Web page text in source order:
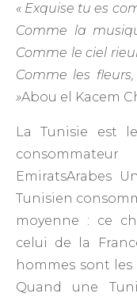
« Exquise tu es
Comme la
Comme le ciel
Comme les
»Abou el Kacem
La Tunisie est
EmiratsArabes
Tunisien
moyenne : ce
celui de la
hommes sont
Quand une